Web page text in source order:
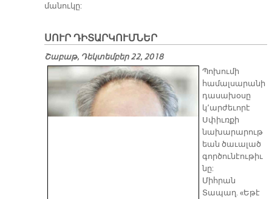
մանուկը:
ՍՈՒՐ ԴԻՏԱՐԿՈՒՄՆԵՐ
Շաբաթ, Դեկտեմբեր 22, 2018
Պոխումի
համալսարանի
դասախօսը
կ՚արժեւորէ
Սփիւռքի
նախարարութ
եան ծաւալած
գործունէութիւ
նը:
Միհրան
Տապաղ. «Եթէ